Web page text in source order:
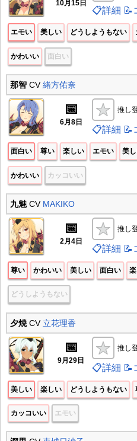
10月15日
📋詳細 📝
エモい 美しい どうしようもない
かわいい 面白い
那智CV緒方佑奈
📅
6月8日
推し
📋詳細 📝
面白い 尊い 楽しい エモい 美
かわいい カッコいい
九魅CV MAKIKO
📅
2月4日
推し
📋詳細 📝
尊い かわいい 美しい 面白い
どうしようもない
夕焼CV 立花理香
📅
9月29日
推し
📋詳細 📝
美しい 楽しい どうしようもない
カッコいい エモい